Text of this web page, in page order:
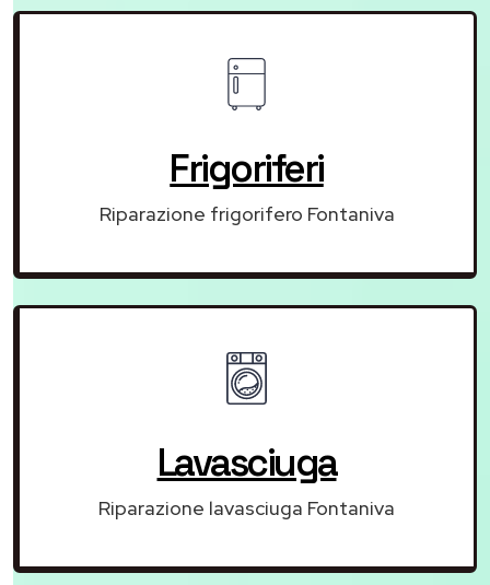
Frigoriferi
Riparazione frigorifero Fontaniva
Lavasciuga
Riparazione lavasciuga Fontaniva